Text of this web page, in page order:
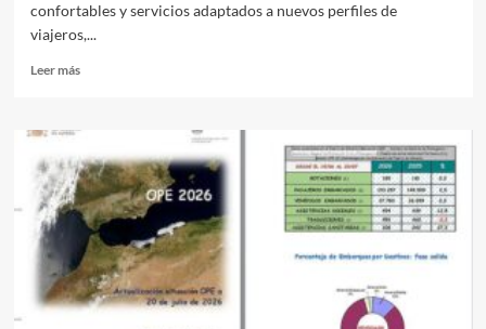
confortables y servicios adaptados a nuevos perfiles de
viajeros,...
Leer másLeer
Los
ganan
protagonismo
como
alojamiento
turístico
este
verano
y